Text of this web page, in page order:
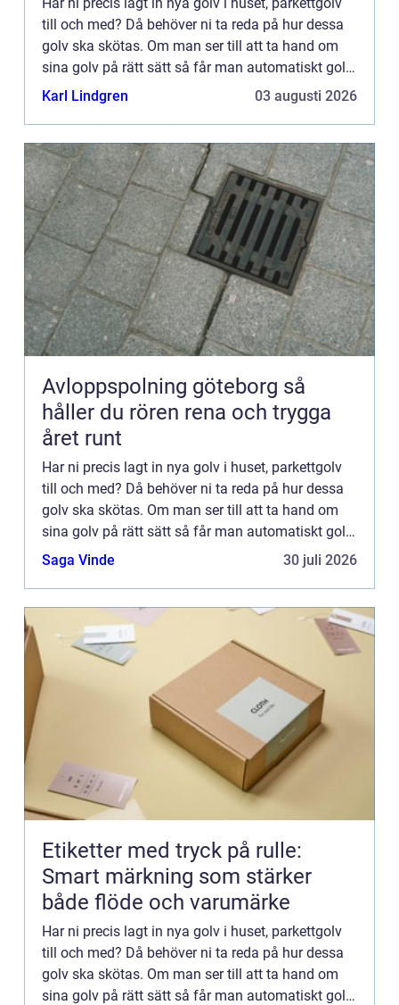
till och med? Då behöver ni ta reda på hur dessa
golv ska skötas. Om man ser till att ta hand om
sina golv på rätt sätt så får man automatiskt golv
som håller mycket längre. Det är inte alla golv so...
Karl Lindgren 03 augusti 2026
Avloppspolning göteborg så
håller du rören rena och trygga
året runt
Har ni precis lagt in nya golv i huset, parkettgolv
till och med? Då behöver ni ta reda på hur dessa
golv ska skötas. Om man ser till att ta hand om
sina golv på rätt sätt så får man automatiskt golv
som håller mycket längre. Det är inte alla golv so...
Saga Vinde 30 juli 2026
Etiketter med tryck på rulle:
Smart märkning som stärker
både flöde och varumärke
Har ni precis lagt in nya golv i huset, parkettgolv
till och med? Då behöver ni ta reda på hur dessa
golv ska skötas. Om man ser till att ta hand om
sina golv på rätt sätt så får man automatiskt golv